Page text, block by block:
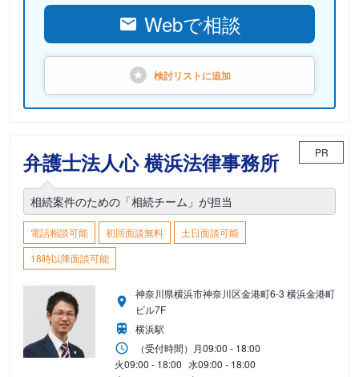
Webで相談
検討リストに追加
弁護士法人心 横浜法律事務所 PR
相続案件のための「相続チーム」が担当
電話相談可能 初回面談無料
土日面談可能
18時以降面談可能
神奈川県横浜市神奈川区金港町6-3 横浜金港町
ビル7F
横浜駅
（受付時間） 月09:00 - 18:00
火09:00 - 18:00 水09:00 - 18:00